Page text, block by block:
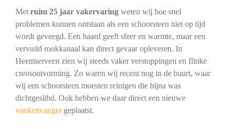
Met ruim 25 jaar vakervaringweten wij hoe snel
problemen kunnen ontstaan als een schoorsteen niet op tijd
wordt geveegd. Een haard geeft sfeer en warmte, maar een
vervuild rookkanaal kan direct gevaar opleveren. In
Heemserveen zien wij steeds vaker verstoppingen en flinke
creosootvorming. Zo waren wij recent nog in de buurt, waar
wij een schoorsteen moesten reinigen die bijna was
dichtgeslibd. Ook hebben we daar direct een nieuwe
vonkenvangergeplaatst.